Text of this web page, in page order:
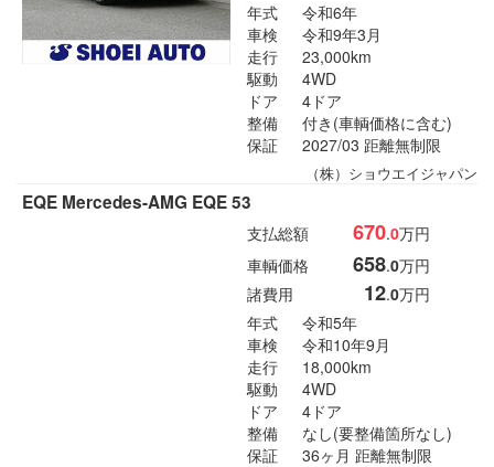
年式
令和6年
車検
令和9年3月
走行
23,000km
駆動
4WD
ドア
4ドア
整備
付き(車輌価格に含む)
保証
2027/03 距離無制限
（株）ショウエイジャパン
EQE Mercedes-AMG EQE 53
支払総額 670.0万円
車輌価格
658.0万円
諸費用
12.0万円
年式
令和5年
車検
令和10年9月
走行
18,000km
駆動
4WD
ドア
4ドア
整備
なし(要整備箇所なし)
保証
36ヶ月 距離無制限